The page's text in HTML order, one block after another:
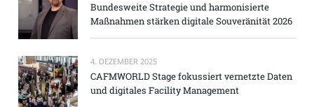
Bundesweite Strategie und harmonisierte
Maßnahmen stärken digitale Souveränität 2026
4. DEZEMBER 2025
CAFMWORLD Stage fokussiert vernetzte Daten
und digitales Facility Management